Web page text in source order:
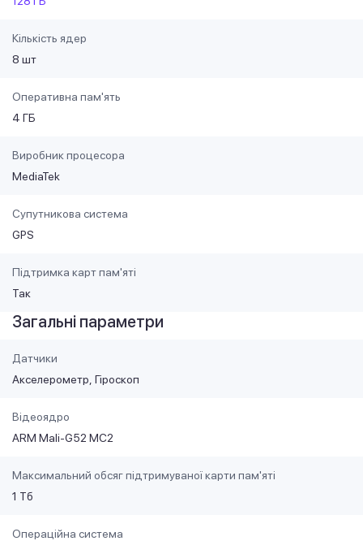
Кількість ядер
8 шт
Оперативна пам'ять
4 ГБ
Виробник процесора
MediaTek
Супутникова система
GPS
Підтримка карт пам'яті
Так
Загальні параметри
Датчики
Акселерометр Гіроскоп
Відеоядро
ARM Mali-G52 MC2
Максимальний обсяг підтримуваної карти пам'яті
1 Тб
Операційна система